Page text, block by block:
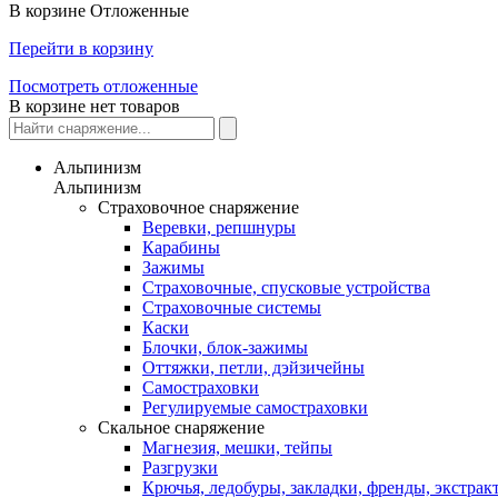
В корзине Отложенные
Перейти в корзину
Посмотреть отложенные
В корзине нет товаров
Альпинизм
Альпинизм
Страховочное снаряжение
Веревки, репшнуры
Карабины
Зажимы
Страховочные, спусковые устройства
Страховочные системы
Каски
Блочки, блок-зажимы
Оттяжки, петли, дэйзичейны
Самостраховки
Регулируемые самостраховки
Скальное снаряжение
Магнезия, мешки, тейпы
Разгрузки
Крючья, ледобуры, закладки, френды,